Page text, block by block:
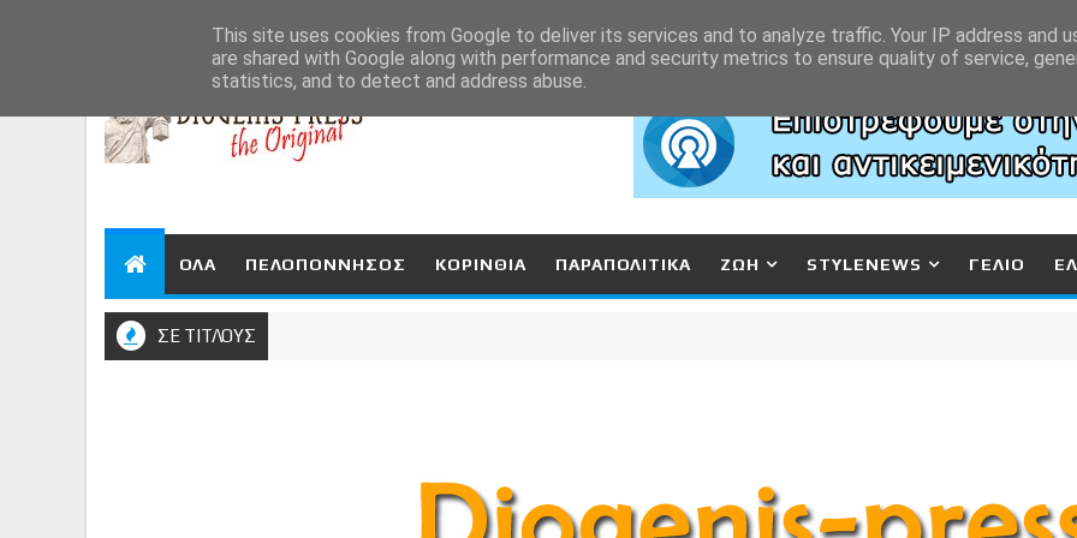
ΟΛΑ ΠΕΛΟΠΟΝΝΗΣΟΣ ΚΟΡΙΝΘΙΑ ΠΑΡΑΠΟΛΙΤΙΚΑ ΖΩΗ STYLENEWS ΓΕΛΙΟ
ΣΕ ΤΙΤΛΟΥΣ
This site uses cookies from Google to deliver its services and to analyze traffic. Your IP address and
are shared with Google along with performance and security metrics to ensure quality of service,
statistics, and to detect and address abuse.